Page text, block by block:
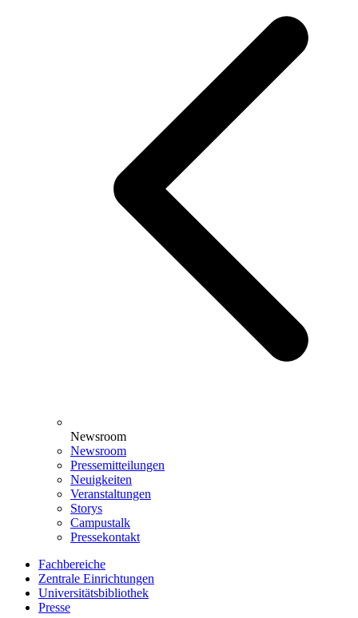
Newsroom
Newsroom
Pressemitteilungen
Neuigkeiten
Veranstaltungen
Storys
Campustalk
Pressekontakt
Fachbereiche
Zentrale Einrichtungen
Universitätsbibliothek
Presse